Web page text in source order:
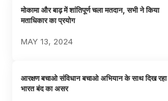
मोकामा और बाढ़ में शांतिपूर्ण चला मतदान, सभी ने किया
मताधिकार का प्रयोग
MAY 13, 2024
आरक्षण बचाओ संविधान बचाओ अभियान के साथ दिख रहा
भारत बंद का असर